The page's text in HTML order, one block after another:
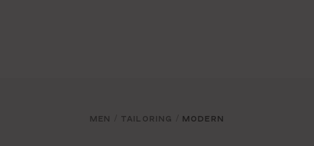
MEN TAILORING MODERN